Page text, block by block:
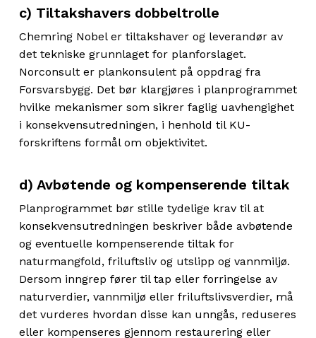
c) Tiltakshavers dobbeltrolle
Chemring Nobel er tiltakshaver og leverandør av
det tekniske grunnlaget for planforslaget.
Norconsult er plankonsulent på oppdrag fra
Forsvarsbygg. Det bør klargjøres i planprogrammet
hvilke mekanismer som sikrer faglig uavhengighet
i konsekvensutredningen, i henhold til KU-
forskriftens formål om objektivitet.
d) Avbøtende og kompenserende tiltak
Planprogrammet bør stille tydelige krav til at
konsekvensutredningen beskriver både avbøtende
og eventuelle kompenserende tiltak for
naturmangfold, friluftsliv og utslipp og vannmiljø.
Dersom inngrep fører til tap eller forringelse av
naturverdier, vannmiljø eller friluftslivsverdier, må
det vurderes hvordan disse kan unngås, reduseres
eller kompenseres gjennom restaurering eller